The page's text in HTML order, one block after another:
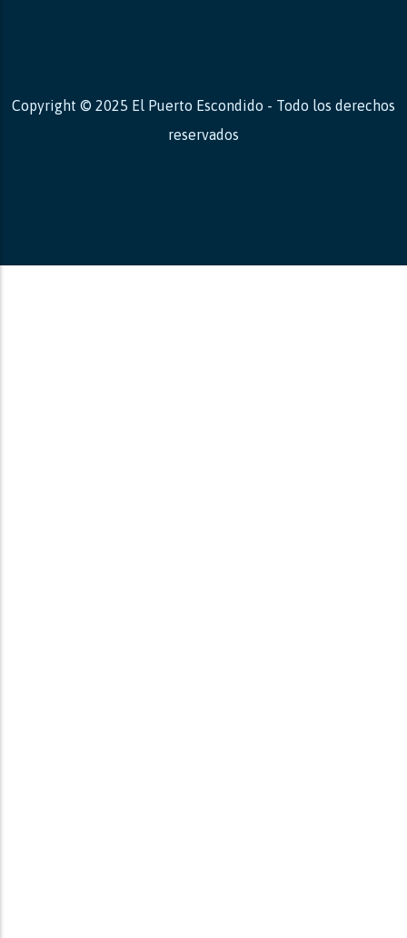
Copyright © 2025 El Puerto Escondido - Todo los derechos
reservados